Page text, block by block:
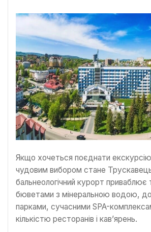
Якщо хочеться поєднати
чудовим вибором стане
бальнеологічний курорт приваблює
бюветами з мінеральною водою,
парками, сучасними SPA-
кількістю ресторанів і кав’ярень.